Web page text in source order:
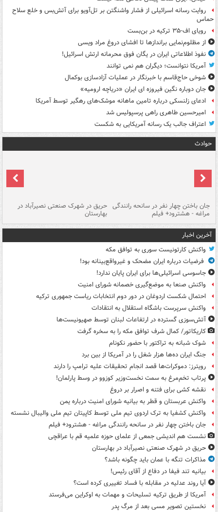
روایت رسانه اسرائیلی از فشار واشنگتن بر تل‌آویو برای آتش‌بس و خلع سلاح
حماس
رویای اف-۳۵ ترکیه در بن‌بست
از مظلوم‌نمایی براندازها تا افشای دروغ مراد ویسی
نفوذ اطلاعاتی ایران در یگان فوق محرمانه ارتش اسرائیل!
آمریکا نتوانست؛ دیگران هم نمی توانند
شوخی حاج‌قاسم با خبرنگار در عملیات آزادسازی بوکمال
جان دوباره نگین فیروزه ای ایران «دریاچه ارومیه»
ادعای زلنسکی درباره تامین ماهانه موشک‌های رهگیر توسط آمریکا
امیرحسین طاهری راهی پرسپولیس شد
اعتراف جالب یک رسانه آمریکایی به شکست
حوادث
جان باختن چهار نفر در سانحه رانندگی
مراغه - هشترود+ فیلم
حریق در شهرک صنعتی نصیرآباد در
بهارستان
آخرین اخبار
واکنش کارتونیست سوری به توافق مکه
فرضیات درباره ایران مضحک و غیرواقع‌بینانه بود!
جاسوسی اسرائیلی‌ها برای ایران پایان ندارد!
واکنش صنعا به موضع‌گیری خصمانه شورای امنیت
احتمال شکست اردوغان در دور دوم انتخابات ریاست جمهوری ترکیه
واکنش سرپرست باشگاه استقلال به انتقادات
آتش‌سوزی گسترده در ارتفاعات لبنان توسط صهیونیست‌ها
کاریکاتور/ کمال شرف توافق مکه را به سخره گرفت
شوک شبانه به تراکتور با حضور نکونام
جنگ ایران ده‌ها هزار شغل را در آمریکا از بین برد
رویترز: دموکرات‌ها قصد انجام تحقیقات علیه ترامپ را دارند
پرتاب تخم‌مرغ به سمت نخست‌وزیر کوزوو در وسط پارلمان!
نقشه کشی برای فتنه و اصرار بر دروغ
واکنش عربستان و قطر به بیانیه شورای امنیت درباره یمن
واکنش کشفیا به ترک اردوی تیم ملی توسط کاپیتان تیم ملی والیبال نشسته
جان باختن چهار نفر در سانحه رانندگی مراغه - هشترود+ فیلم
نشست هم اندیشی جمعی از علمای حوزه علمیه قم با عراقچی
حریق در شهرک صنعتی نصیرآباد در بهارستان
مذاکرات تنگه با عمان باید چگونه باشد؟
بیانیه تند فیفا در دفاع از آقای رئیس!
آیا روند عدلیه در مقابله با فساد تغییری کرده است؟
آمریکا از طریق ترکیه تسلیحات و مهمات به اوکراین می‌فرستد
نخستین تصویر مسی بعد از مرگ پدر